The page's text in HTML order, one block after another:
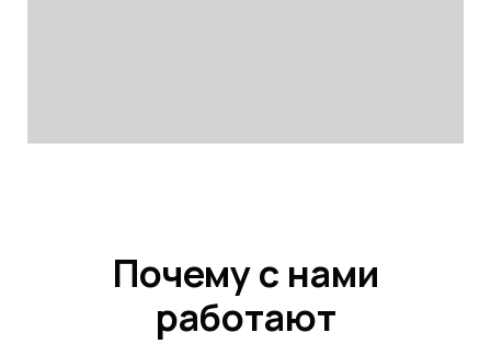
Почему с нами
работают